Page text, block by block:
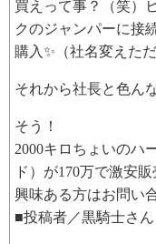
買えって事？（笑）
クのジャンパーに接
購入✨（社名変えた
それから社長と色ん
そう！
2000キロちょいのハ
ド）が170万で激安販
興味ある方はお問い
■投稿者／黒騎士さん